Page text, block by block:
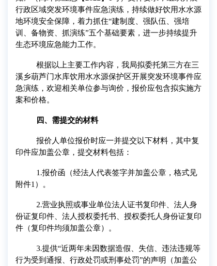
行政区域突发环境事件应急演练，持续做好饮用水水源
地环境安全保障，着力抓住“建制度、强队伍、强培
训、备物资、抓演练”五个基础要素，进一步持续提升
生态环境应急能力工作。
根据以上主要工作内容，我局拟委托第三方在三
溪乡葫芦门水库饮用水水源保护区开展突发环境事件应
急演练，欢迎相关单位参与询价 ， 报价应包含拟实施方
案和价格。
四、需提交的材料
报价人单位报价时应一并提交以下材料，其中复
印件应加盖公章，提交材料包括：
1.报价函（经法人代表签字并加盖公章，格式见
附件1 ） 。
2.营业执照或事业单位法人证书复印件、法人身
份证复印件、法人授权委托书、授权委托人身份证复印
件（复印件均须加盖公章）
。
3.提供“近两年未因数据造假、失信、违法违规等
行为受到通报、行政处罚或刑事处罚”的声明（加盖公